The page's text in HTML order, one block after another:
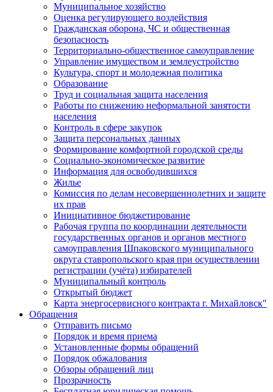
Муниципальное хозяйство
Оценка регулирующего воздействия
Гражданская оборона, ЧС и общественная
безопасность
Территориально-общественное самоуправление
Управление имуществом и землеустройство
Культура, спорт и молодежная политика
Образование
Труд и социальная защита населения
Работы по снижению неформальной занятости
населения
Контроль в сфере закупок
Защита персональных данных
Формирование комфортной городской среды
Социально-экономическое развитие
Информация для освободившихся
Жилье
Комиссия по делам несовершеннолетних и защите
их прав
Инициативное бюджетирование
Рабочая группа по координации деятельности
государственных органов и органов местного
самоуправления Шпаковского муниципального
округа ставропольского края при осуществлении
регистрации (учёта) избирателей
Муниципальный контроль
Открытый бюджет
Карта энергосервисного контракта г. Михайловск"
Обращения
Отправить письмо
Порядок и время приема
Установленные формы обращений
Порядок обжалования
Обзоры обращений лиц
Прозрачность